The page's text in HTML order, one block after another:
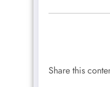
Share this